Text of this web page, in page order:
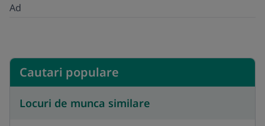
Ad
Cautari populare
Locuri de munca similare